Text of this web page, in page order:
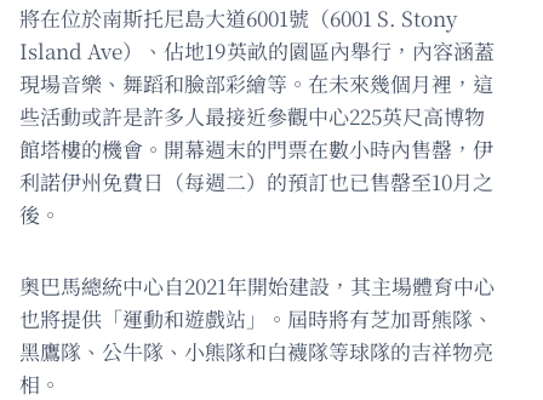
將在位於南斯托尼島大道6001號（6001 S. Stony
Island Ave）、佔地19英畝的園區內舉行，內容涵蓋
現場音樂、舞蹈和臉部彩繪等。在未來幾個月裡，這
些活動或許是許多人最接近參觀中心225英尺高博物
館塔樓的機會。開幕週末的門票在數小時內售罄，伊
利諾伊州免費日（每週二）的預訂也已售罄至10月之
後。
奧巴馬總統中心自2021年開始建設，其主場體育中心
也將提供「運動和遊戲站」。屆時將有芝加哥熊隊、
黑鷹隊、公牛隊、小熊隊和白襪隊等球隊的吉祥物亮
相。